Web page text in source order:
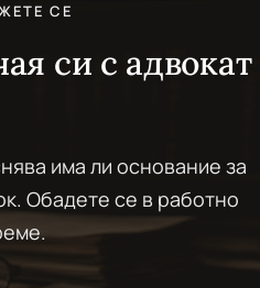
СЕ
си с адвокат
има ли основание за
Обадете се в работно